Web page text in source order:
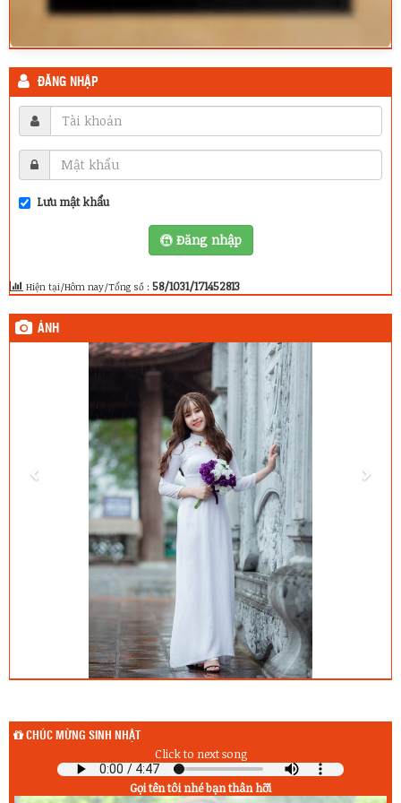
ĐĂNG NHẬP
Lưu mật khẩu
Đăng nhập
Hiện tại/Hôm nay/Tổng số : 58/1031/171452813
ẢNH
CHÚC MỪNG SINH NHẬT
Click to next song
Gọi tên tôi nhé bạn thân hỡi